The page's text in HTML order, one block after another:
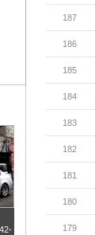
187
186
185
184
183
182
181
180
179